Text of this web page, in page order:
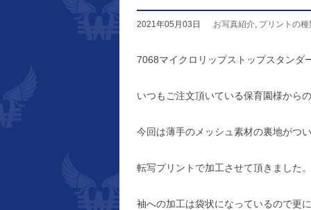
2021年05月03日 お写真紹介, プリントの種
7068マイクロリップストップスタンダ
いつもご注文頂いている保育園様から
今回は薄手のメッシュ素材の裏地がつ
転写プリントで加工させて頂きました。
袖への加工は袋状になっているので更